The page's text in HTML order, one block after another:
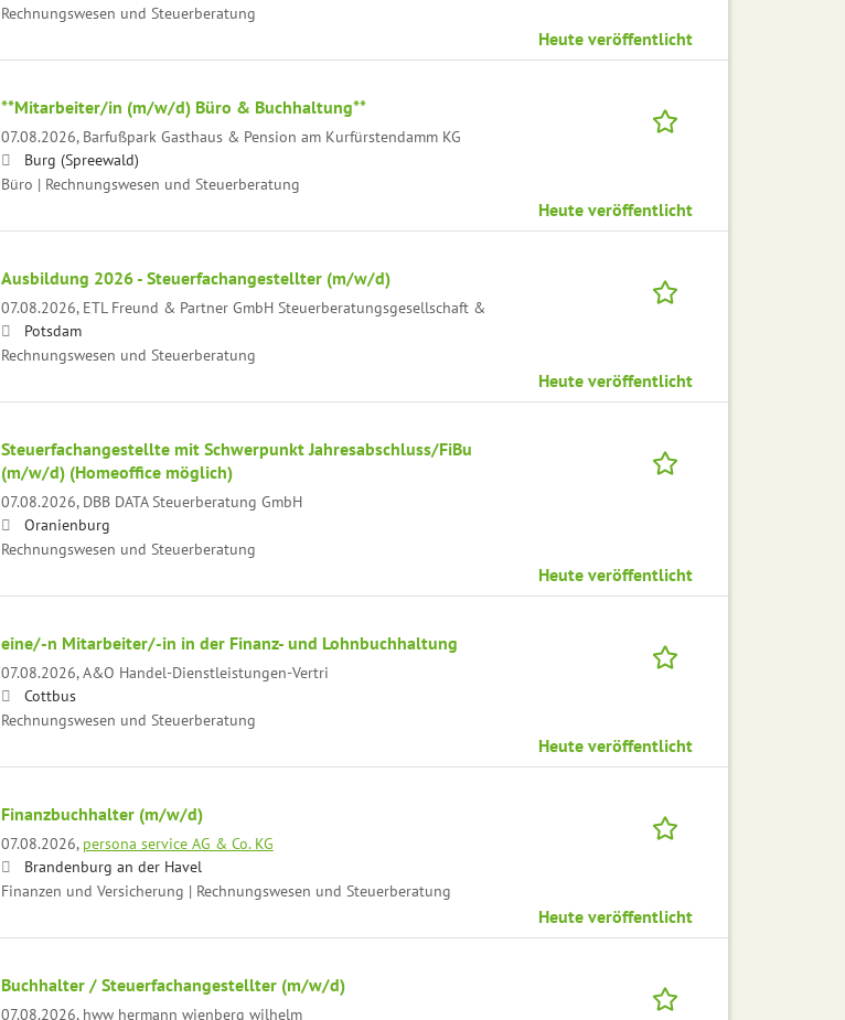
Rechnungswesen und Steuerberatung
Heute veröffentlicht
**Mitarbeiter/in (m/w/d) Büro & Buchhaltung**
07.08.2026, Barfußpark Gasthaus & Pension am Kurfürstendamm KG
Burg (Spreewald)
Büro | Rechnungswesen und Steuerberatung
Heute veröffentlicht
Ausbildung 2026 - Steuerfachangestellter (m/w/d)
07.08.2026, ETL Freund & Partner GmbH Steuerberatungsgesellschaft &
Potsdam
Rechnungswesen und Steuerberatung
Heute veröffentlicht
Steuerfachangestellte mit Schwerpunkt Jahresabschluss/FiBu
(m/w/d) (Homeoffice möglich)
07.08.2026, DBB DATA Steuerberatung GmbH
Oranienburg
Rechnungswesen und Steuerberatung
Heute veröffentlicht
eine/-n Mitarbeiter/-in in der Finanz- und Lohnbuchhaltung
07.08.2026,A&O Handel-Dienstleistungen-Vertri
Cottbus
Rechnungswesen und Steuerberatung
Heute veröffentlicht
Finanzbuchhalter (m/w/d)
07.08.2026, persona service AG & Co. KG
Brandenburg an der Havel
Finanzen und Versicherung | Rechnungswesen und Steuerberatung
Heute veröffentlicht
Buchhalter / Steuerfachangestellter (m/w/d)
07.08.2026, hww hermann wienberg wilhelm